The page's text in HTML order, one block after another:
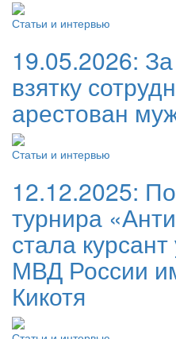
Статьи и интервью
19.05.2026:
взятку
арестован
Статьи и интервью
12.12.2025:
турнира
стала
МВД России
Кикотя